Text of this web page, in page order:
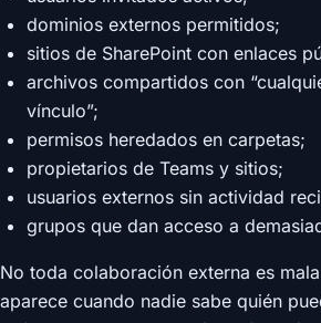
dominios externos permitidos;
sitios de SharePoint con enlaces
archivos compartidos con
vínculo”;
permisos heredados en carpetas;
propietarios de Teams y sitios;
usuarios externos sin actividad
grupos que dan acceso a
No toda colaboración externa es
aparece cuando nadie sabe quién